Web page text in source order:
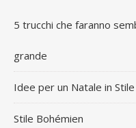
5 trucchi che faranno
grande
Idee per un Natale in
Stile Bohémien